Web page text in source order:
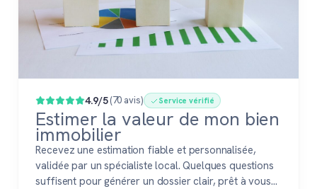
4.9/5(70 avis) Service vérifié
Estimer la valeur de mon bien
immobilier
Recevez une estimation fiable et personnalisée,
validée par un spécialiste local. Quelques questions
suffisent pour générer un dossier clair, prêt à vous